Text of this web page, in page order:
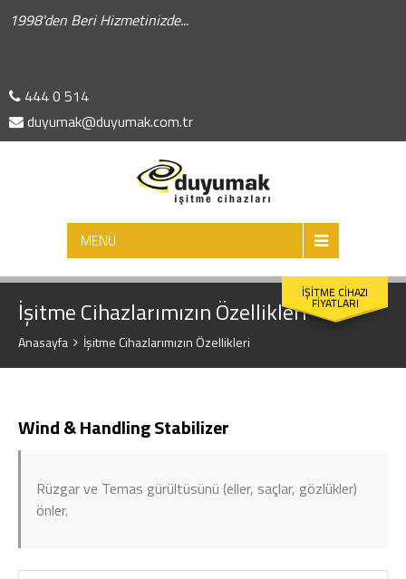
1998'den Beri Hizmetinizde...
444 0 514
duyumak@duyumak.com.tr
MENÜ
İŞİTME CİHAZI
FİYATLARI
İşitme Cihazlarımızın Özellikleri
Anasayfa İşitme Cihazlarımızın Özellikleri
Wind & Handling Stabilizer
Rüzgar ve Temas gürültüsünü (eller, saçlar, gözlükler)
önler.